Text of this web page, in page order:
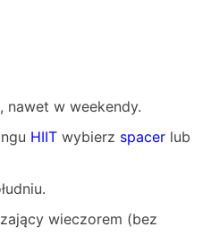
nawet w weekendy.
HIIT wybierz spacer lub
wieczorem (bez